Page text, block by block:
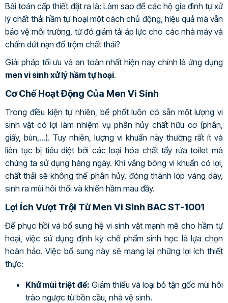
Bài toán cấp thiết đặt ra là: Làm sao để các hộ gia đình tự xử
lý chất thải hầm tự hoại một cách chủ động, hiệu quả mà vẫn
bảo vệ môi trường, từ đó giảm tải áp lực cho các nhà máy và
chấm dứt nạn đổ trộm chất thải?
Giải pháp tối ưu và an toàn nhất hiện nay chính là ứng dụng
men vi sinh xử lý hầm tự hoại.
Cơ Chế Hoạt Động Của Men Vi Sinh
Trong điều kiện tự nhiên, bể phốt luôn có sẵn một lượng vi
sinh vật có lợi làm nhiệm vụ phân hủy chất hữu cơ (phân,
giấy, bùn,…). Tuy nhiên, lượng vi khuẩn này thường rất ít và
liên tục bị tiêu diệt bởi các loại hóa chất tẩy rửa toilet mà
chúng ta sử dụng hàng ngày. Khi vắng bóng vi khuẩn có lợi,
chất thải sẽ không thể phân hủy, đóng thành lớp váng dày,
sinh ra mùi hôi thối và khiến hầm mau đầy.
Lợi Ích Vượt Trội Từ Men Vi Sinh BAC ST-1001
Để phục hồi và bổ sung hệ vi sinh vật mạnh mẽ cho hầm tự
hoại, việc sử dụng định kỳ chế phẩm sinh học là lựa chọn
hoàn hảo. Việc bổ sung này sẽ mang lại những lợi ích thiết
thực:
Khử mùi triệt để: Giảm thiểu và loại bỏ tận gốc mùi hôi
trào ngược từ bồn cầu, nhà vệ sinh.